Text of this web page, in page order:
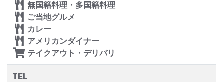
無国籍料理・多国籍料理
ご当地グルメ
カレー
アメリカンダイナー
テイクアウト・デリバリ
TEL